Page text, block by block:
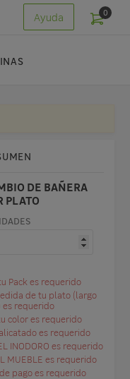
Ayuda 0
DE BAÑERA
PLATO
Pack es requerido
de tu plato (largo
requerido
color es requerido
es requerido
INODORO es requerido
MUEBLE es requerido
pago es requerido